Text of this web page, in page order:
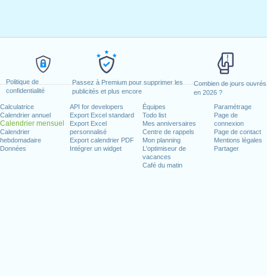
Politique de
confidentialité
Passez à Premium pour supprimer les
publicités et plus encore
Combien de jours ouvrés
en 2026 ?
Calculatrice
Calendrier annuel
Calendrier mensuel
Calendrier
hebdomadaire
Données
API for developers
Export Excel standard
Export Excel
personnalisé
Export calendrier PDF
Intégrer un widget
Équipes
Todo list
Mes anniversaires
Centre de rappels
Mon planning
L'optimiseur de
vacances
Café du matin
Paramétrage
Page de
connexion
Page de contact
Mentions légales
Partager